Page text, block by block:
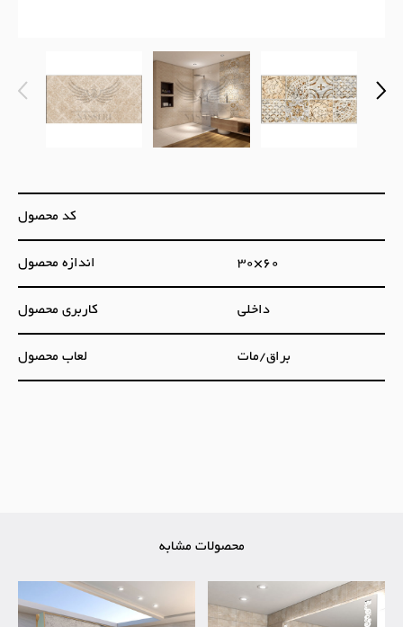
کد محصول
اندازه محصول 30×60
کاربری محصول داخلی
لعاب محصول براق/مات
محصولات مشابه